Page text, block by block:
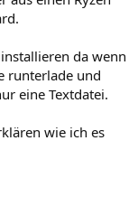
da wenn
runterlade und
eine Textdatei.
wie ich es